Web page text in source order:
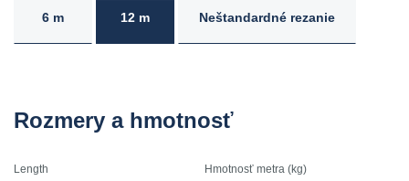
6 m 12 m Neštandardné rezanie
Rozmery a hmotnosť
Length Hmotnosť metra (kg)